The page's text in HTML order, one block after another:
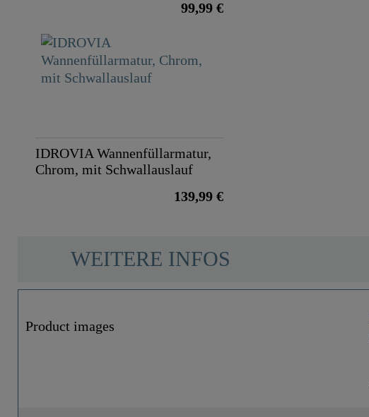
99,99 €
IDROVIA Wannenfüllarmatur,
Chrom, mit Schwallauslauf
139,99 €
WEITERE INFOS
Product images